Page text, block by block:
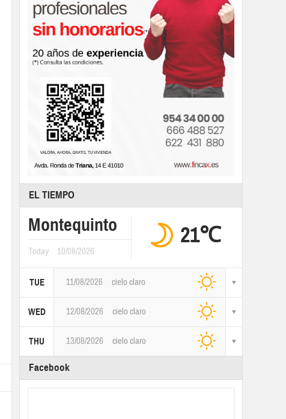
EL TIEMPO
Montequinto
Today 10/08/2026
21℃
TUE 11/08/2026 cielo claro
WED 12/08/2026 cielo claro
THU 13/08/2026 cielo claro
Facebook